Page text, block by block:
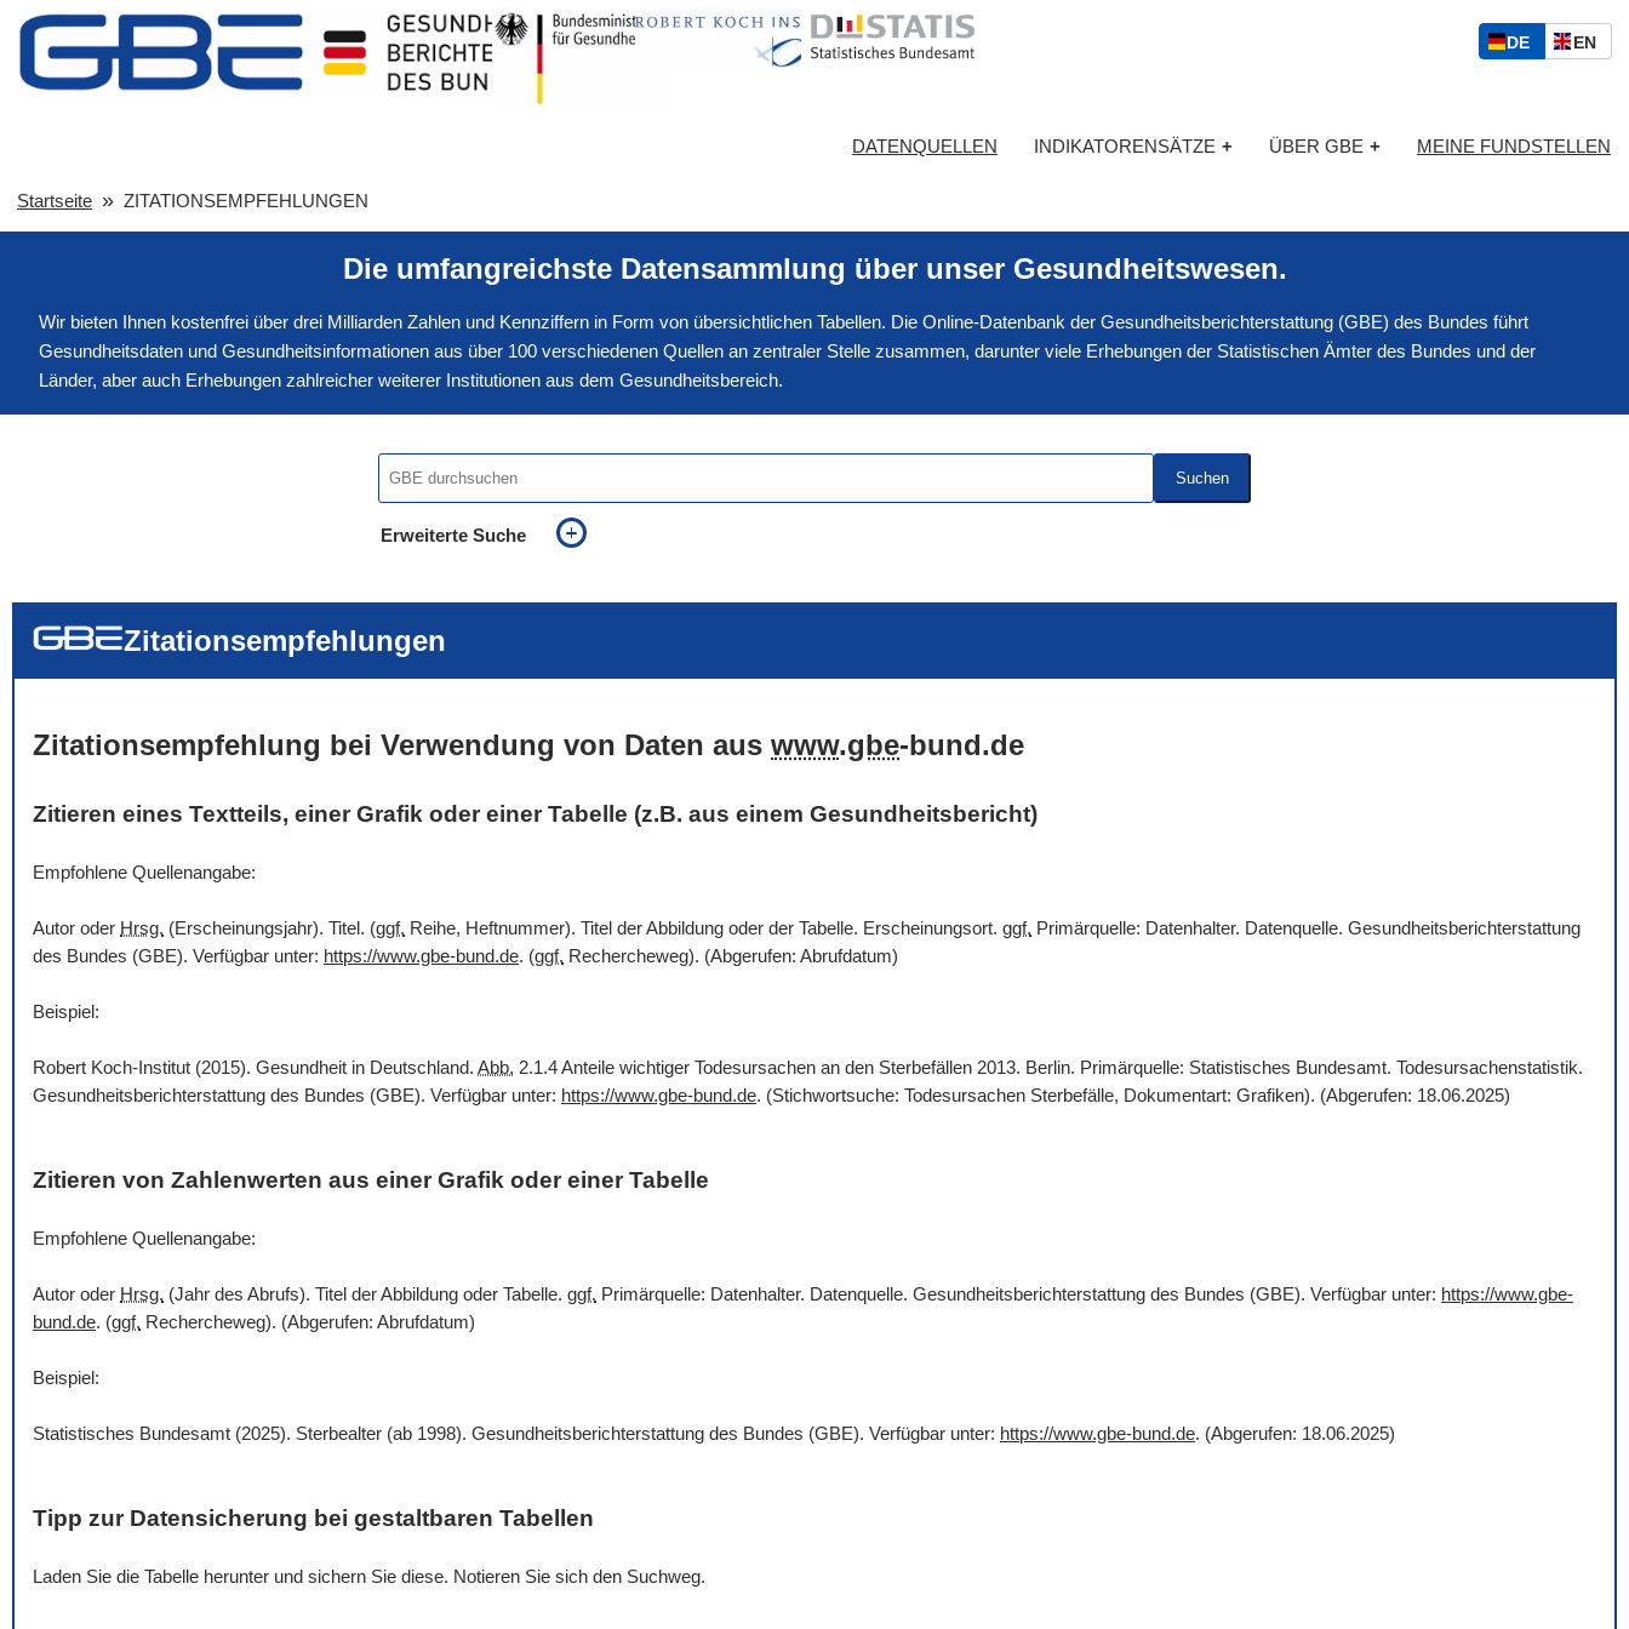
S
p
c
h
l
DED
S
ENE
I
H
DATENQUELLEN INDIKATORENSÄTZE + ÜBER GBE + MEINE FUNDSTELLEN
Startseite ZITATIONSEMPFEHLUNGEN
Die umfangreichste Datensammlung über unser Gesundheitswesen.
Wir bieten Ihnen kostenfrei über drei Milliarden Zahlen und Kennziffern in Form von übersichtlichen Tabellen. Die Online-Datenbank der Gesundheitsberichterstattung (GBE) des Bundes führt
Gesundheitsdaten und Gesundheitsinformationen aus über 100 verschiedenen Quellen an zentraler Stelle zusammen, darunter viele Erhebungen der Statistischen Ämter des Bundes und der
Länder, aber auch Erhebungen zahlreicher weiterer Institutionen aus dem Gesundheitsbereich.
Suchen
Erweiterte Suche
Zitationsempfehlungen
Zitationsempfehlung bei Verwendung von Daten aus www.gbe-bund.de
Zitieren eines Textteils, einer Grafik oder einer Tabelle (z.B. aus einem Gesundheitsbericht)
Empfohlene Quellenangabe:
Autor oder Hrsg. (Erscheinungsjahr). Titel. (ggf. Reihe, Heftnummer). Titel der Abbildung oder der Tabelle. Erscheinungsort. ggf. Primärquelle: Datenhalter. Datenquelle. Gesundheitsberichterstattung
des Bundes (GBE). Verfügbar unter: https://www.gbe-bund.de. (ggf. Rechercheweg). (Abgerufen: Abrufdatum)
Beispiel:
Robert Koch-Institut (2015). Gesundheit in Deutschland. Abb. 2.1.4 Anteile wichtiger Todesursachen an den Sterbefällen 2013. Berlin. Primärquelle: Statistisches Bundesamt. Todesursachenstatistik.
Gesundheitsberichterstattung des Bundes (GBE). Verfügbar unter: https://www.gbe-bund.de. (Stichwortsuche: Todesursachen Sterbefälle, Dokumentart: Grafiken). (Abgerufen: 18.06.2025)
Zitieren von Zahlenwerten aus einer Grafik oder einer Tabelle
Empfohlene Quellenangabe:
Autor oder Hrsg. (Jahr des Abrufs). Titel der Abbildung oder Tabelle. ggf. Primärquelle: Datenhalter. Datenquelle. Gesundheitsberichterstattung des Bundes (GBE). Verfügbar unter: https://www.gbe-
bund.de. (ggf. Rechercheweg). (Abgerufen: Abrufdatum)
Beispiel:
Statistisches Bundesamt (2025). Sterbealter (ab 1998). Gesundheitsberichterstattung des Bundes (GBE). Verfügbar unter: https://www.gbe-bund.de. (Abgerufen: 18.06.2025)
Tipp zur Datensicherung bei gestaltbaren Tabellen
Laden Sie die Tabelle herunter und sichern Sie diese. Notieren Sie sich den Suchweg.